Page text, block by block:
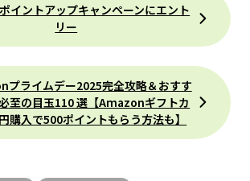
ントアップキャンペーンにエント
リー
ライムデー2025完全攻略＆おすす
至の目玉110 選【Amazonギフトカ
購入で500ポイントもらう方法も】